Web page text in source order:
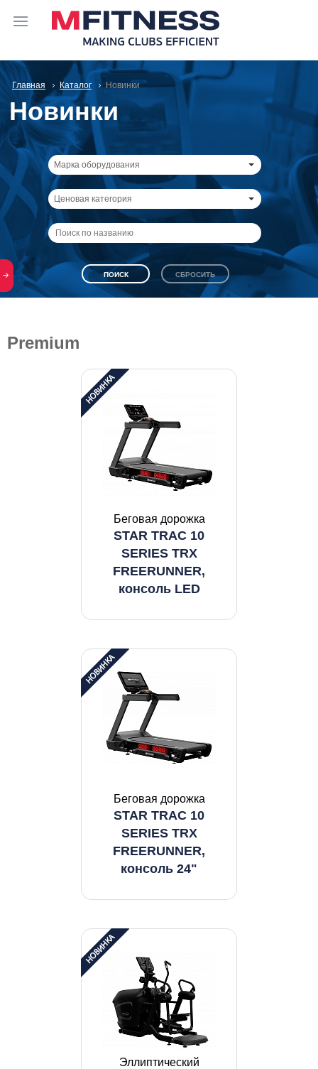
Главная Каталог Новинки
Новинки
Марка оборудования
Ценовая категория
Premium
Беговая дорожка
STAR TRAC 10
SERIES TRX
FREERUNNER,
консоль LED
Беговая дорожка
STAR TRAC 10
SERIES TRX
FREERUNNER,
консоль 24"
Эллиптический